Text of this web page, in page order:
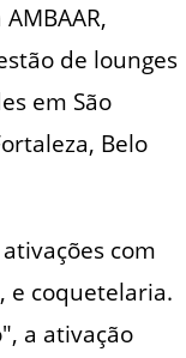
de lounges
em São
Belo
com
e coquetelaria.
a ativação